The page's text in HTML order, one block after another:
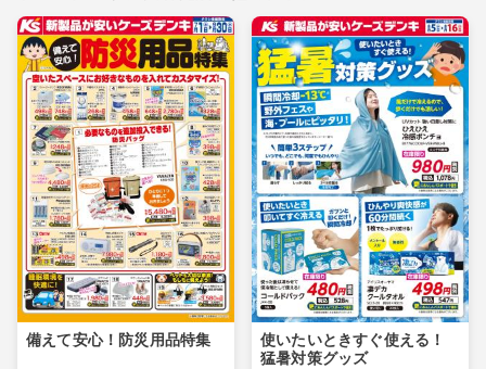
備えて安心！防災用品特集
使いたいときすぐ使える！
猛暑対策グッズ